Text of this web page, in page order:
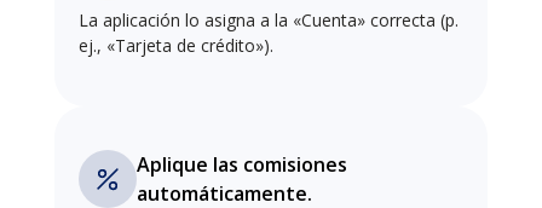
La aplicación lo asigna a la «Cuenta» correcta (p.
ej., «Tarjeta de crédito»).
Aplique las comisiones
automáticamente.